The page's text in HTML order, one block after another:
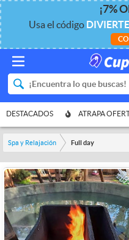
¡7%
Usa el código
DESTACADOS ATRAPA
Spa y Relajación Full day